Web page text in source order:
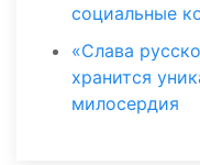
социальные
«Слава
хранится
милосердия